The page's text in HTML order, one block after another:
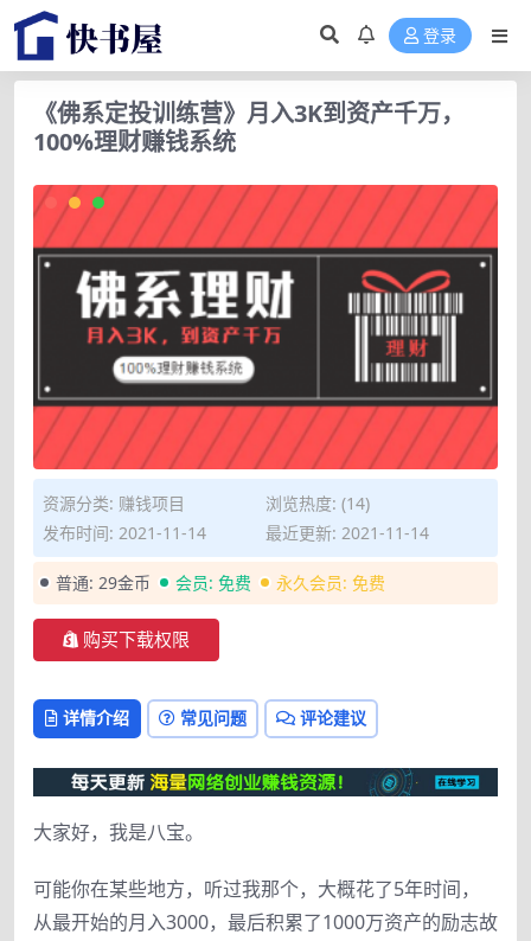
登录
《佛系定投训练营》月入3K到资产千万，
100%理财赚钱系统
资源分类: 赚钱项目
浏览热度: (14)
发布时间: 2021-11-14
最近更新: 2021-11-14
普通: 29金币 会员: 免费 永久会员: 免费
购买下载权限
详情介绍 常见问题 评论建议
大家好，我是八宝。
可能你在某些地方，听过我那个，大概花了5年时间，
从最开始的月入3000，最后积累了1000万资产的励志故